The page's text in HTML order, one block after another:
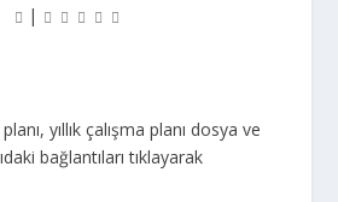
|
yıllık çalışma planı dosya ve
bağlantıları tıklayarak